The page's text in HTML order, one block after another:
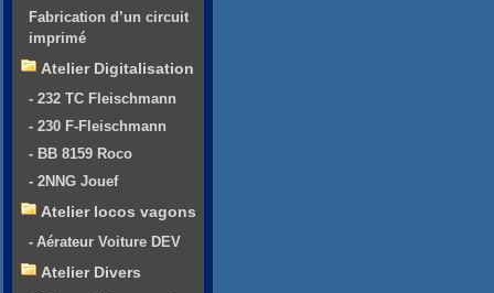
Fabrication d’un circuit
imprimé
Atelier Digitalisation
- 232 TC Fleischmann
- 230 F-Fleischmann
- BB 8159 Roco
- 2NNG Jouef
Atelier locos vagons
- Aérateur Voiture DEV
Atelier Divers